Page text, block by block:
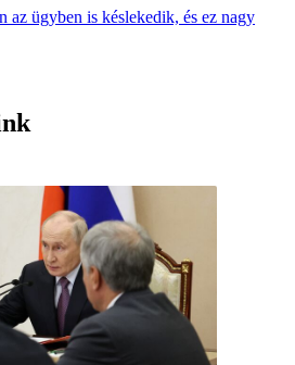
az ügyben is késlekedik, és ez nagy